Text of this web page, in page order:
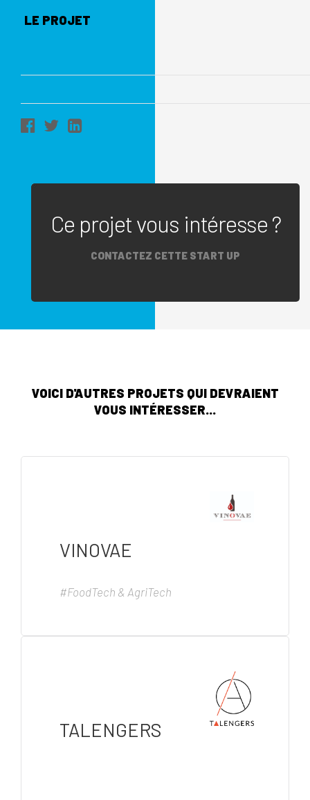
LE PROJET
Ce projet vous intéresse ?
CONTACTEZ CETTE START UP
VOICI D'AUTRES PROJETS QUI DEVRAIENT
VOUS INTÉRESSER...
VINOVAE
#FoodTech & AgriTech
TALENGERS